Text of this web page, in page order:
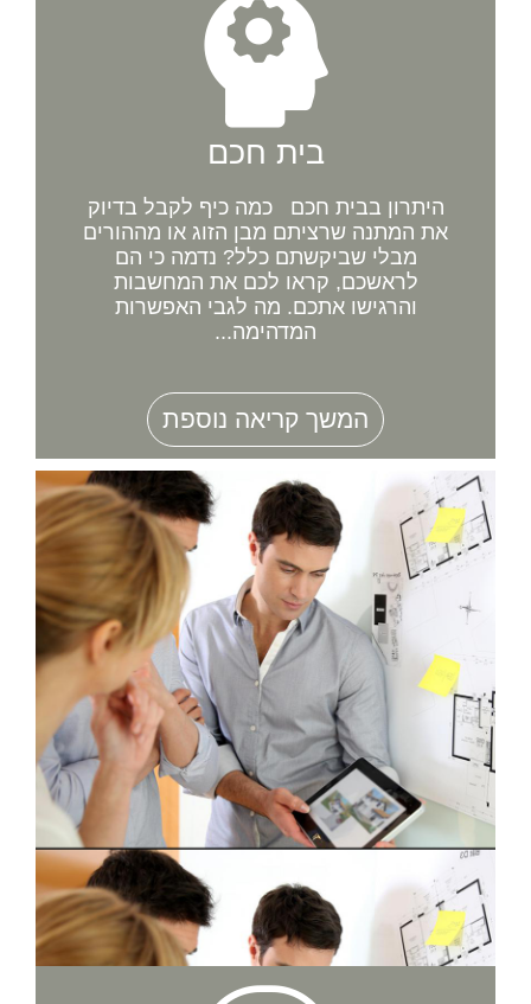
בית חכם
היתרון בבית חכם כמה כיף לקבל בדיוק
את המתנה שרציתם מבן הזוג או מההורים
מבלי שביקשתם כלל? נדמה כי הם
לראשכם, קראו לכם את המחשבות
והרגישו אתכם. מה לגבי האפשרות
המדהימה...
המשך קריאה נוספת